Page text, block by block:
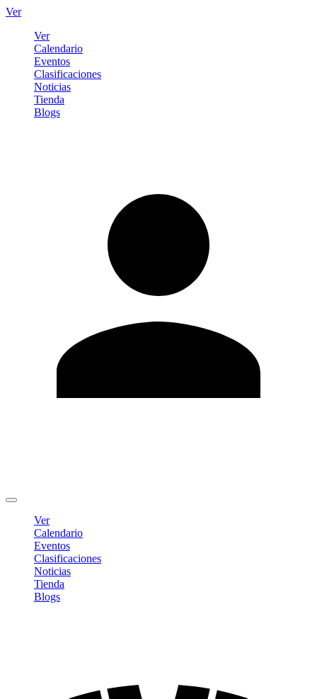
Ver
Ver
Calendario
Eventos
Clasificaciones
Noticias
Tienda
Blogs
Ver
Calendario
Eventos
Clasificaciones
Noticias
Tienda
Blogs